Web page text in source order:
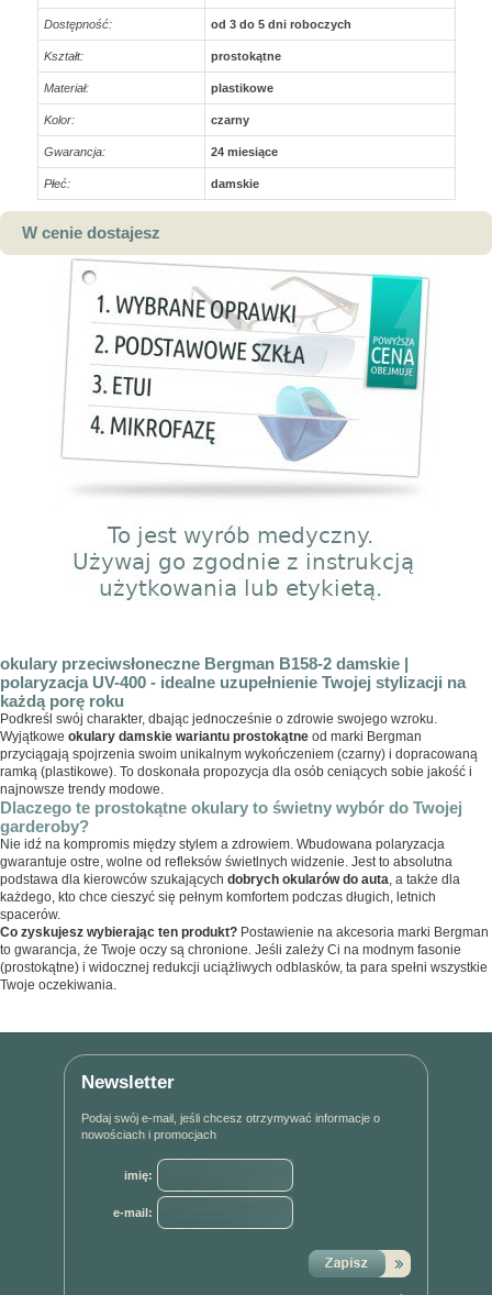
Dostępność: od 3 do 5 dni roboczych
Kształt: prostokątne
Materiał: plastikowe
Kolor: czarny
Gwarancja: 24 miesiące
Płeć: damskie
W cenie dostajesz
okulary przeciwsłoneczne Bergman B158-2 damskie |
polaryzacja UV-400 - idealne uzupełnienie Twojej stylizacji na
każdą porę roku
Podkreśl swój charakter, dbając jednocześnie o zdrowie swojego wzroku.
Wyjątkowe okulary damskie wariantu prostokątne od marki Bergman
przyciągają spojrzenia swoim unikalnym wykończeniem (czarny) i dopracowaną
ramką (plastikowe). To doskonała propozycja dla osób ceniących sobie jakość i
najnowsze trendy modowe.
Dlaczego te prostokątne okulary to świetny wybór do Twojej
garderoby?
Nie idź na kompromis między stylem a zdrowiem. Wbudowana polaryzacja
gwarantuje ostre, wolne od refleksów świetlnych widzenie. Jest to absolutna
podstawa dla kierowców szukających dobrych okularów do auta , a także dla
każdego, kto chce cieszyć się pełnym komfortem podczas długich, letnich
spacerów.
Co zyskujesz wybierając ten produkt? Postawienie na akcesoria marki Bergman
to gwarancja, że Twoje oczy są chronione. Jeśli zależy Ci na modnym fasonie
(prostokątne) i widocznej redukcji uciążliwych odblasków, ta para spełni wszystkie
Twoje oczekiwania.
Newsletter
Podaj swój e-mail, jeśli chcesz otrzymywać informacje o
nowościach i promocjach
imię:
e-mail: